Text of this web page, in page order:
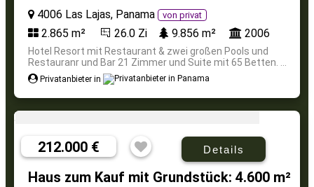
4006 Las Lajas, Panama von privat
2.865 m² 26.0 Zi 9.856 m² 2006
Hotel Resort mit Restaurant & zwei großen Pools und
Restauranr und Bar 21 Zimmer und Suite mit 65 Betten. ...
Privatanbieter in
212.000 € Details
Haus zum Kauf mit Grundstück: 4.600 m²